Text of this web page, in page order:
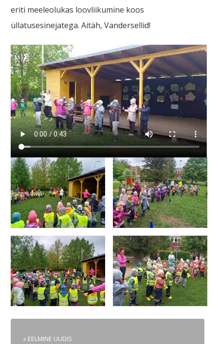
eriti meeleolukas loovliikumine koos
üllatusesinejatega. Aitäh, Vandersellid!
« EELMINE UUDIS